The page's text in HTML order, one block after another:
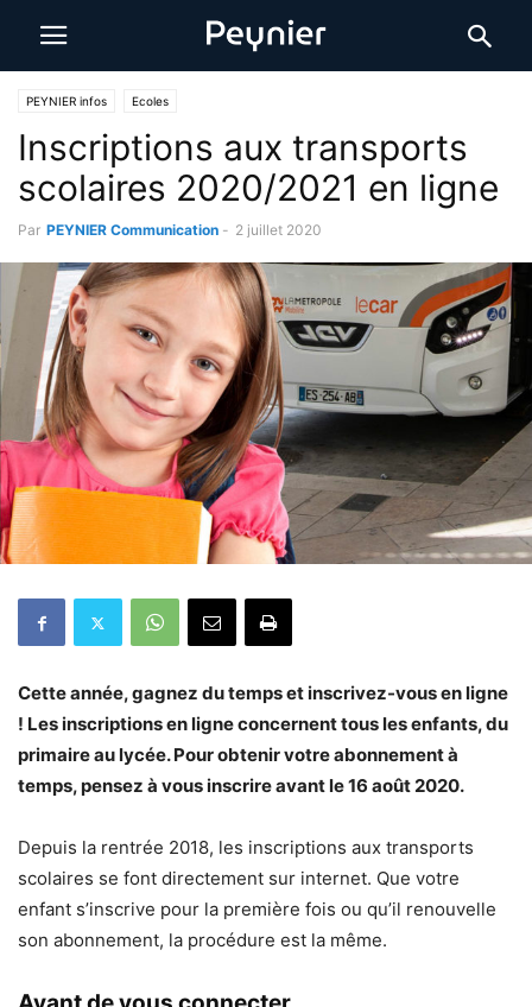
PEYNIER infos Ecoles
Inscriptions aux transports
scolaires 2020/2021 en ligne
Par PEYNIER Communication - 2 juillet 2020
Cette année, gagnez du temps et inscrivez-vous en ligne
! Les inscriptions en ligne concernent tous les enfants, du
primaire au lycée. Pour obtenir votre abonnement à
temps, pensez à vous inscrire avant le 16 août 2020.
Depuis la rentrée 2018, les inscriptions aux transports
scolaires se font directement sur internet. Que votre
enfant s’inscrive pour la première fois ou qu’il renouvelle
son abonnement, la procédure est la même.